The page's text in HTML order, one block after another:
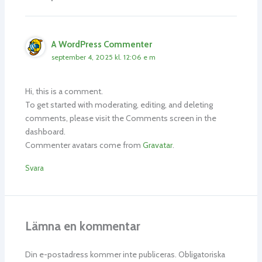
A WordPress Commenter
september 4, 2025 kl. 12:06 e m
Hi, this is a comment.
To get started with moderating, editing, and deleting
comments, please visit the Comments screen in the
dashboard.
Commenter avatars come from Gravatar.
Svara
Lämna en kommentar
Din e-postadress kommer inte publiceras. Obligatoriska